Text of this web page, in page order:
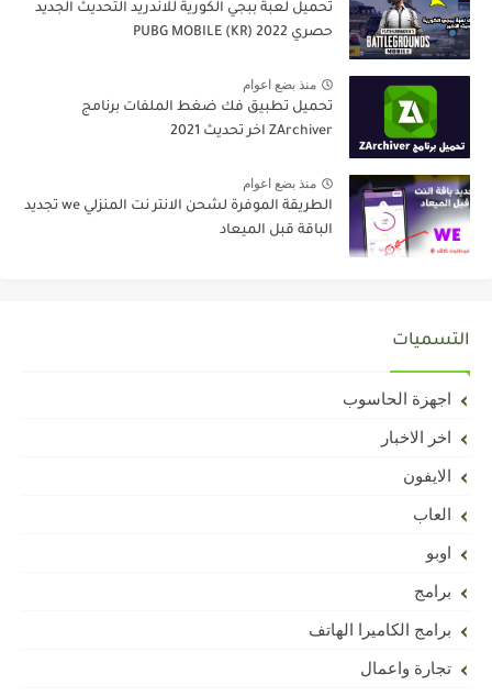
تحميل لعبة ببجي الكورية للاندريد التحديث الجديد
حصري PUBG MOBILE (KR) 2022
منذ بضع اعوام
تحميل تطبيق فك ضغط الملفات برنامج
ZArchiver اخر تحديث 2021
منذ بضع اعوام
الطريقة الموفرة لشحن الانتر نت المنزلي we تجديد
الباقة قبل الميعاد
التسميات
اجهزة الحاسوب
اخر الاخبار
الايفون
العاب
اوبو
برامج
برامج الكاميرا الهاتف
تجارة واعمال